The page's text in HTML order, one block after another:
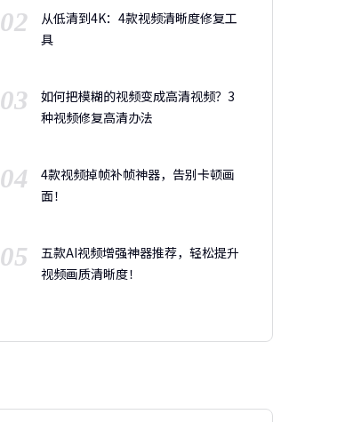
02
从低清到4K：4款视频清晰度修复工
具
03
如何把模糊的视频变成高清视频？3
种视频修复高清办法
04
4款视频掉帧补帧神器，告别卡顿画
面！
05
五款AI视频增强神器推荐，轻松提升
视频画质清晰度！